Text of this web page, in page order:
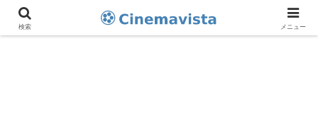
検索 メニュー